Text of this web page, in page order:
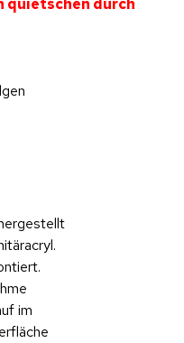
quietschen durch
im